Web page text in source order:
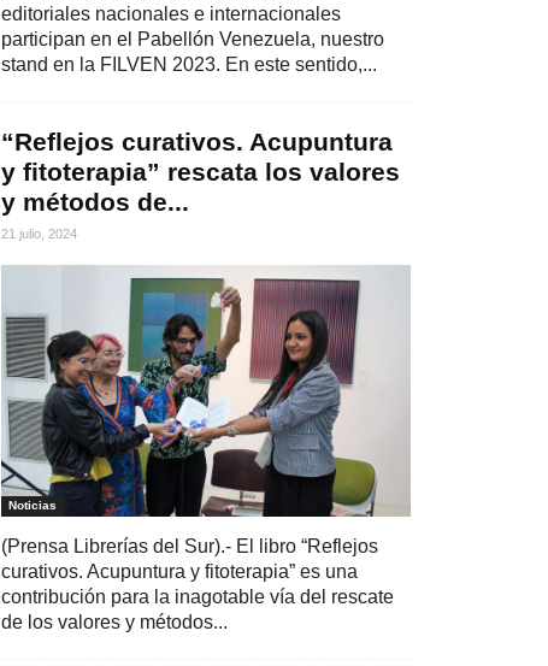
editoriales nacionales e internacionales
participan en el Pabellón Venezuela, nuestro
stand en la FILVEN 2023. En este sentido,...
“Reflejos curativos. Acupuntura
y fitoterapia” rescata los valores
y métodos de...
21 julio, 2024
Noticias
(Prensa Librerías del Sur).- El libro “Reflejos
curativos. Acupuntura y fitoterapia” es una
contribución para la inagotable vía del rescate
de los valores y métodos...